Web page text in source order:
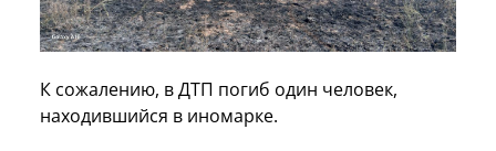
К сожалению, в ДТП погиб один человек,
находившийся в иномарке.